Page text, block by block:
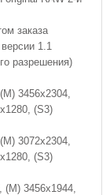
заказа
1.1
разрешения)
3456x2304,
(S3)
3072x2304,
(S3)
(M) 3456x1944,